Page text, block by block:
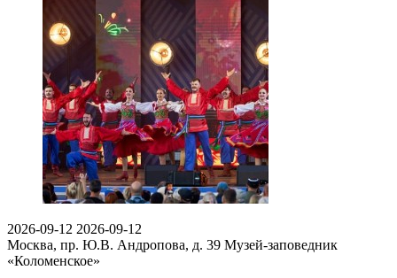
2026-09-12 2026-09-12
Москва, пр. Ю.В. Андропова, д. 39 Музей-заповедник
«Коломенское»